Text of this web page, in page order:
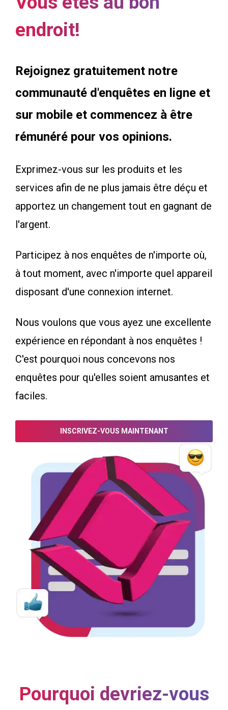
endroit!
Rejoignez gratuitement notre
communauté d'enquêtes en ligne et
sur mobile et commencez à être
rémunéré pour vos opinions.
Exprimez-vous sur les produits et les
services afin de ne plus jamais être déçu et
apportez un changement tout en gagnant de
l'argent.
Participez à nos enquêtes de n'importe où,
à tout moment, avec n'importe quel appareil
disposant d'une connexion internet.
Nous voulons que vous ayez une excellente
expérience en répondant à nos enquêtes !
C'est pourquoi nous concevons nos
enquêtes pour qu'elles soient amusantes et
faciles.
INSCRIVEZ-VOUS MAINTENANT
Pourquoi devriez-vous